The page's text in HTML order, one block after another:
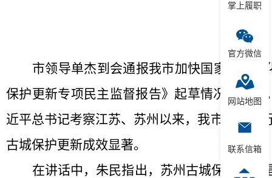
市领导单杰到会通报我市加快国家历史
保护更新专项民主监督报告》起草情况的说
近平总书记考察江苏、苏州以来，我市全面践
古城保护更新成效显著。
在讲话中，朱民指出，苏州古城保护更新
掌上履职
官方微信
网站地图
联系信箱